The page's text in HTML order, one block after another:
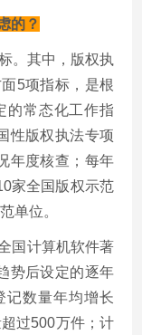
的？
。其中，版权执
5项指标，是根
的常态化工作指
性版权执法专项
年度核查；每年
家全国版权示范
单位。
国计算机软件著
势后设定的逐年
记数量年均增长
过500万件；计